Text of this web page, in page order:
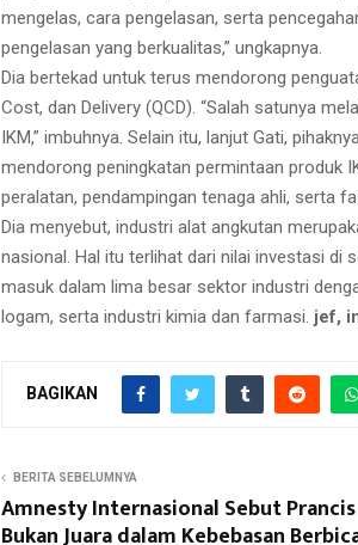
mengelas, cara pengelasan, serta
pengelasan yang berkualitas,” ungkapnya.
Dia bertekad untuk terus mendorong
Cost, dan Delivery (QCD). “Salah satunya
IKM,” imbuhnya. Selain itu, lanjut Gati,
mendorong peningkatan permintaan produk
peralatan, pendampingan tenaga ahli, serta
Dia menyebut, industri alat angkutan
nasional. Hal itu terlihat dari nilai investasi di
masuk dalam lima besar sektor industri
logam, serta industri kimia dan farmasi. jef,
BAGIKAN
BERITA SEBELUMNYA
Amnesty Internasional Sebut Prancis
Bukan Juara dalam Kebebasan